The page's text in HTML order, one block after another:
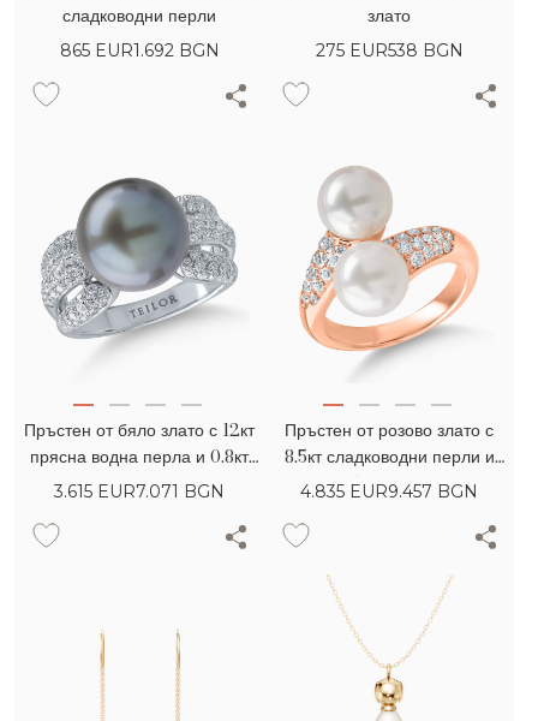
сладководни перли
865 EUR1.692 BGN
злато
275 EUR538 BGN
Пръстен от бяло злато с 12кт
прясна водна перла и 0.8кт
диаманти
3.615 EUR7.071 BGN
Пръстен от розово злато с
8.5кт сладководни перли и
0.45кт диаманти
4.835 EUR9.457 BGN